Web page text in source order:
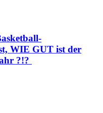
WIE GUT ist der
?!?